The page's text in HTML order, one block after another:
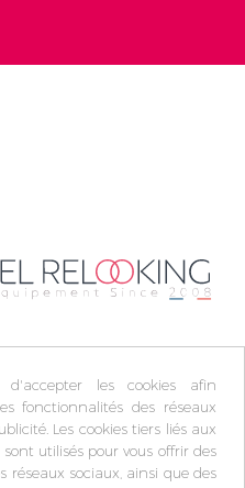
les cookies afin
fonctionnalités des réseaux
Les cookies tiers liés aux
utilisés pour vous offrir des
réseaux sociaux, ainsi que des